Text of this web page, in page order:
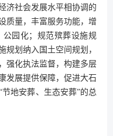
济社会发展水平相协调的
质量，丰富服务功能，增
园化；规范殡葬设施规
规划纳入国土空间规划，
强化执法监督，构建多层
发展提供保障，促进大石
地安葬、生态安葬”的总